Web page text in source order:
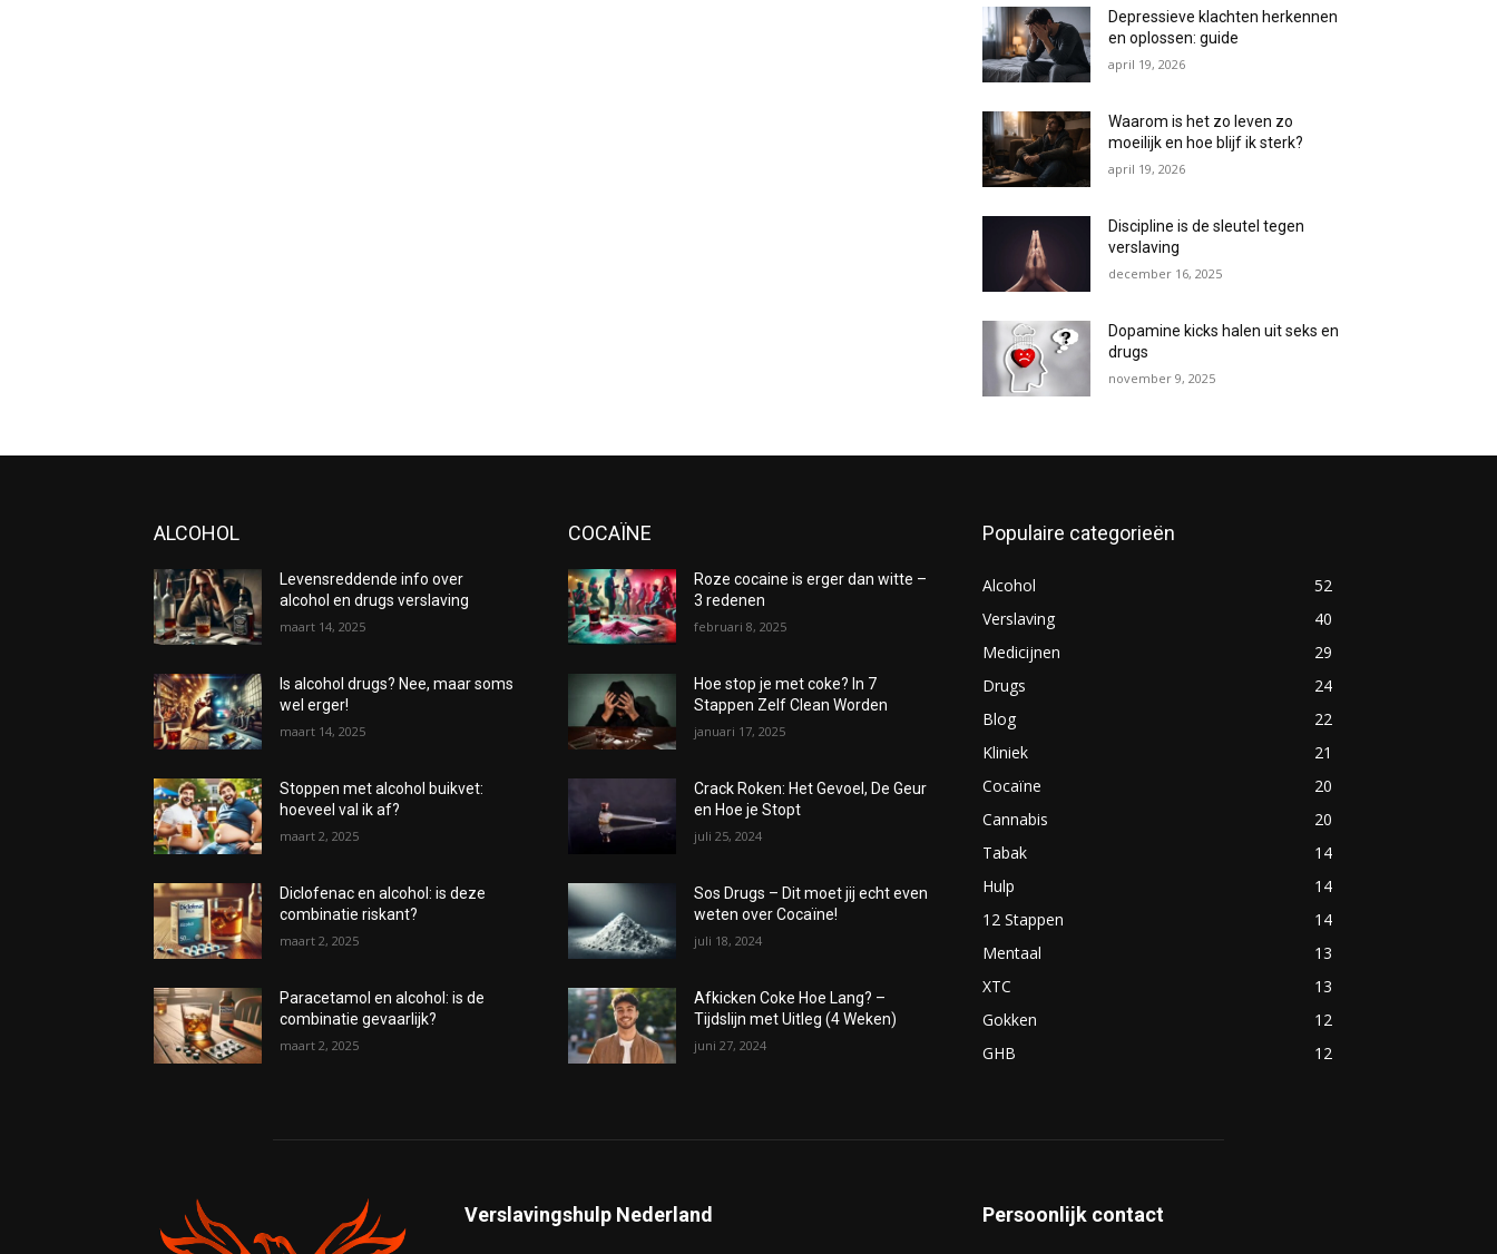
Depressieve klachten herkennen
en oplossen: guide
april 19, 2026
Waarom is het zo leven zo
moeilijk en hoe blijf ik sterk?
april 19, 2026
Discipline is de sleutel tegen
verslaving
december 16, 2025
Dopamine kicks halen uit seks en
drugs
november 9, 2025
ALCOHOL
Levensreddende info over
alcohol en drugs verslaving
maart 14, 2025
Is alcohol drugs? Nee, maar soms
wel erger!
maart 14, 2025
Stoppen met alcohol buikvet:
hoeveel val ik af?
maart 2, 2025
Diclofenac en alcohol: is deze
combinatie riskant?
maart 2, 2025
Paracetamol en alcohol: is de
combinatie gevaarlijk?
maart 2, 2025
COCAÏNE
Roze cocaine is erger dan witte –
3 redenen
februari 8, 2025
Hoe stop je met coke? In 7
Stappen Zelf Clean Worden
januari 17, 2025
Crack Roken: Het Gevoel, De Geur
en Hoe je Stopt
juli 25, 2024
Sos Drugs – Dit moet jij echt even
weten over Cocaïne!
juli 18, 2024
Afkicken Coke Hoe Lang? –
Tijdslijn met Uitleg (4 Weken)
juni 27, 2024
Populaire categorieën
Alcohol
52
Verslaving
40
Medicijnen
29
Drugs
24
Blog
22
Kliniek
21
Cocaïne
20
Cannabis
20
Tabak
14
Hulp
14
12 Stappen
14
Mentaal
13
XTC
13
Gokken
12
GHB
12
Verslavingshulp Nederland Persoonlijk contact